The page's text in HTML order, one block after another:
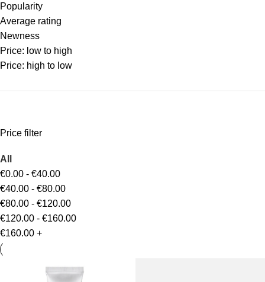
Popularity
Average rating
Newness
Price: low to high
Price: high to low
Price filter
All
€0.00 - €40.00
€40.00 - €80.00
€80.00 - €120.00
€120.00 - €160.00
€160.00 +